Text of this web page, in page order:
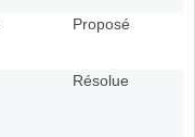
Proposé
Résolue